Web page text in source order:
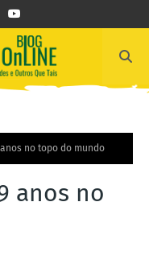
no topo do mundo
anos no